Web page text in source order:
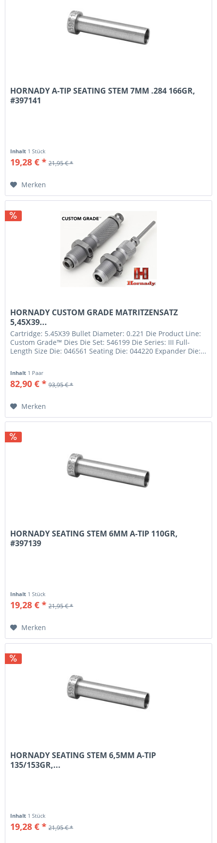
HORNADY A-TIP SEATING STEM 7MM .284 166GR,
#397141
Inhalt 1 Stück
19,28 € * 21,95 € *
Merken
HORNADY CUSTOM GRADE MATRITZENSATZ
5,45X39...
Cartridge: 5.45X39 Bullet Diameter: 0.221 Die Product Line:
Custom Grade™ Dies Die Set: 546199 Die Series: III Full-
Length Size Die: 046561 Seating Die: 044220 Expander Die:...
Inhalt 1 Paar
82,90 € * 93,95 € *
Merken
HORNADY SEATING STEM 6MM A-TIP 110GR,
#397139
Inhalt 1 Stück
19,28 € * 21,95 € *
Merken
HORNADY SEATING STEM 6,5MM A-TIP
135/153GR,...
Inhalt 1 Stück
19,28 € * 21,95 € *